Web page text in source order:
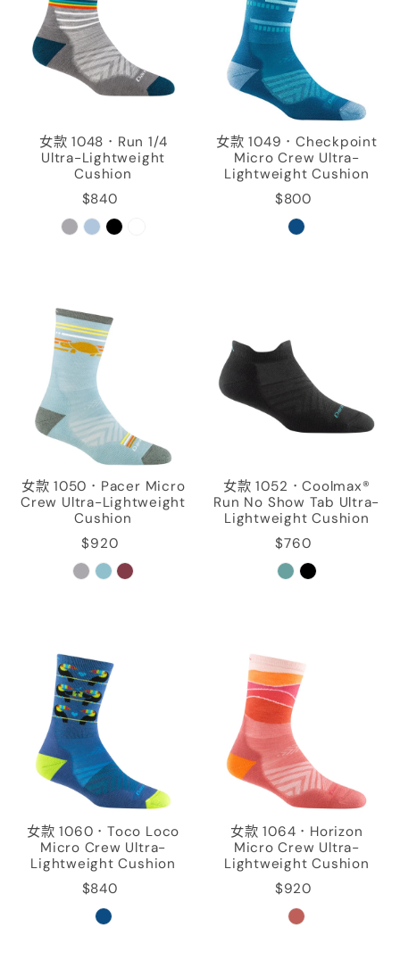
女款 1048．Run 1/4
Ultra-Lightweight
Cushion
$840
女款 1049．Checkpoint
Micro Crew Ultra-
Lightweight Cushion
$800
女款 1050．Pacer Micro
Crew Ultra-Lightweight
Cushion
$920
女款 1052．Coolmax®
Run No Show Tab Ultra-
Lightweight Cushion
$760
女款 1060．Toco Loco
Micro Crew Ultra-
Lightweight Cushion
$840
女款 1064．Horizon
Micro Crew Ultra-
Lightweight Cushion
$920